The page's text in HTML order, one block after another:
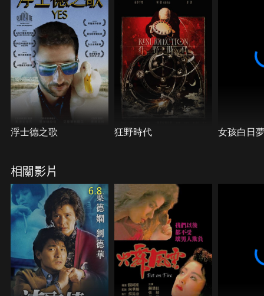
浮士德之歌 狂野時代 女孩白日
相關影片
6.8